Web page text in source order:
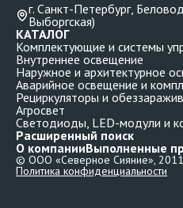
г. Санкт-Петербург,
Выборгская)
О компанииВыполненные
КАТАЛОГ
Комплектующие и системы
Внутреннее освещение
Наружное и архитектурное
Аварийное освещение и
Рециркуляторы и
Агросвет
Светодиоды, LED-модули и
Расширенный поиск
© ООО «Северное Сияние»,
Политика конфиденциальности